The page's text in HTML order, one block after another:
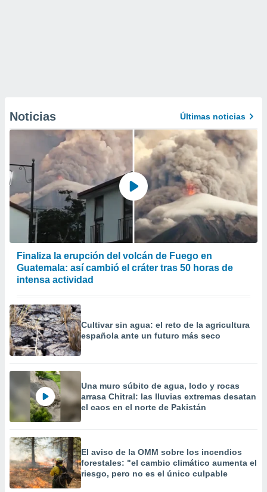
Noticias Últimas noticias
Finaliza la erupción del volcán de Fuego en
Guatemala: así cambió el cráter tras 50 horas de
intensa actividad
Cultivar sin agua: el reto de la agricultura
española ante un futuro más seco
Una muro súbito de agua, lodo y rocas
arrasa Chitral: las lluvias extremas desatan
el caos en el norte de Pakistán
El aviso de la OMM sobre los incendios
forestales: "el cambio climático aumenta el
riesgo, pero no es el único culpable